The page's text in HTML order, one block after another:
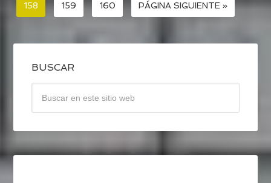
158 159 160 PÁGINA SIGUIENTE »
BUSCAR